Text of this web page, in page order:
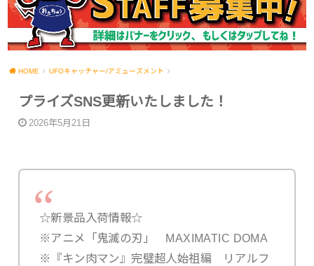
HOME UFOキャッチャー/アミューズメント
プライズSNS更新いたしました！
2026年5月21日
☆新景品入荷情報☆
※アニメ「鬼滅の刃」 MAXIMATIC DOMA
※『キン肉マン』完璧超人始祖編 リアルフ